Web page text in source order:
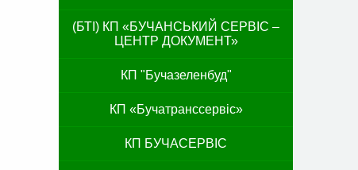
(БТІ) КП «БУЧАНСЬКИЙ СЕРВІС –
ЦЕНТР ДОКУМЕНТ»
КП "Бучазеленбуд"
КП «Бучатранссервіс»
КП БУЧАСЕРВІС